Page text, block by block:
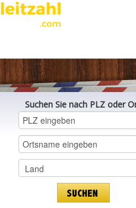
Suchen Sie nach PLZ oder